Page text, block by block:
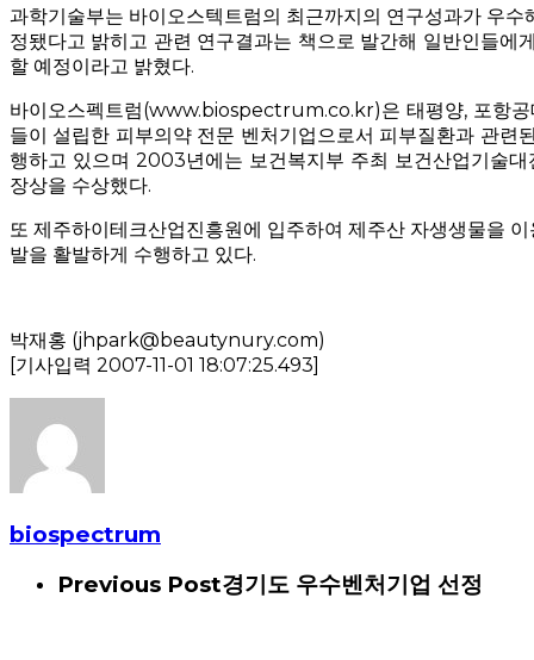
과학기술부는 바이오스텍트럼의 최근까지의 연구성과가 우수
정됐다고 밝히고 관련 연구결과는 책으로 발간해 일반인들에
할 예정이라고 밝혔다.
바이오스펙트럼(www.biospectrum.co.kr)은 태평양, 포항공
들이 설립한 피부의약 전문 벤처기업으로서 피부질환과 관련
행하고 있으며 2003년에는 보건복지부 주최 보건산업기술
장상을 수상했다.
또 제주하이테크산업진흥원에 입주하여 제주산 자생생물을
발을 활발하게 수행하고 있다.
박재홍 (jhpark@beautynury.com)
[기사입력 2007-11-01 18:07:25.493]
biospectrum
Previous Post경기도 우수벤처기업 선정